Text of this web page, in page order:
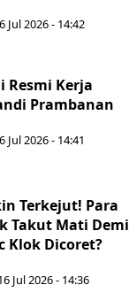
Jul 2026 - 14:42
Resmi Kerja
Prambanan
Jul 2026 - 14:41
Terkejut! Para
Takut Mati Demi
Klok Dicoret?
Jul 2026 - 14:36